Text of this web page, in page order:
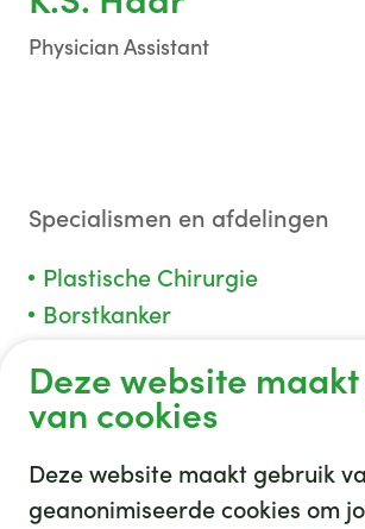
Physician Assistant
Specialismen en afdelingen
Plastische Chirurgie
Borstkanker
Deze website
van cookies
Deze website maakt gebruik
geanonimiseerde cookies om